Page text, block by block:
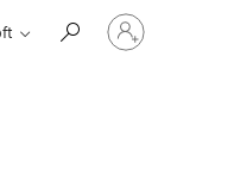
Logga
in